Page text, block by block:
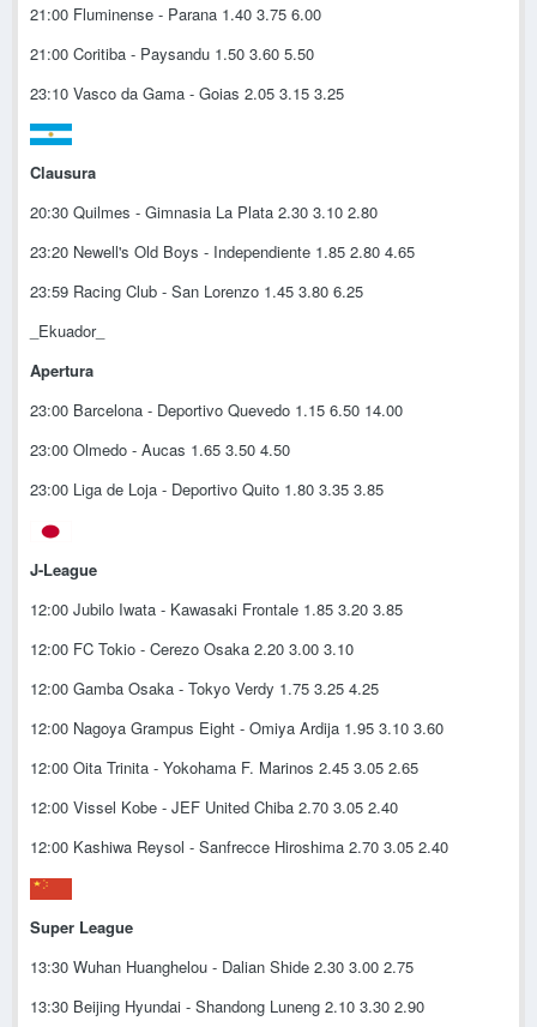
21:00 Fluminense - Parana 1.40 3.75 6.00
21:00 Coritiba - Paysandu 1.50 3.60 5.50
23:10 Vasco da Gama - Goias 2.05 3.15 3.25
Clausura
20:30 Quilmes - Gimnasia La Plata 2.30 3.10 2.80
23:20 Newell's Old Boys - Independiente 1.85 2.80 4.65
23:59 Racing Club - San Lorenzo 1.45 3.80 6.25
_Ekuador_
Apertura
23:00 Barcelona - Deportivo Quevedo 1.15 6.50 14.00
23:00 Olmedo - Aucas 1.65 3.50 4.50
23:00 Liga de Loja - Deportivo Quito 1.80 3.35 3.85
J-League
12:00 Jubilo Iwata - Kawasaki Frontale 1.85 3.20 3.85
12:00 FC Tokio - Cerezo Osaka 2.20 3.00 3.10
12:00 Gamba Osaka - Tokyo Verdy 1.75 3.25 4.25
12:00 Nagoya Grampus Eight - Omiya Ardija 1.95 3.10 3.60
12:00 Oita Trinita - Yokohama F. Marinos 2.45 3.05 2.65
12:00 Vissel Kobe - JEF United Chiba 2.70 3.05 2.40
12:00 Kashiwa Reysol - Sanfrecce Hiroshima 2.70 3.05 2.40
Super League
13:30 Wuhan Huanghelou - Dalian Shide 2.30 3.00 2.75
13:30 Beijing Hyundai - Shandong Luneng 2.10 3.30 2.90